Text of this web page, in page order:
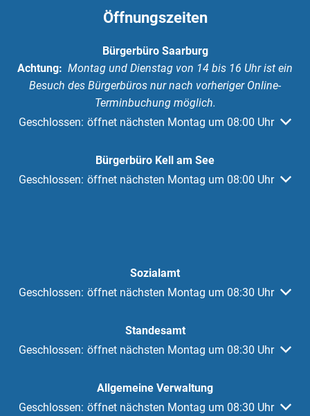
Öffnungszeiten
Bürgerbüro Saarburg
Achtung: Montag und Dienstag von 14 bis 16 Uhr ist ein
Besuch des Bürgerbüros nur nach vorheriger Online-
Terminbuchung möglich.
Klicken, um weitere Öffnungs- oder Schließzeiten
Geschlossen: öffnet nächsten Montag um 08:00 Uhr
Bürgerbüro Kell am See
Klicken, um weitere Öffnungs- oder Schließzeiten
Geschlossen: öffnet nächsten Montag um 08:00 Uhr
Sozialamt
Klicken, um weitere Öffnungs- oder Schließzeiten
Geschlossen: öffnet nächsten Montag um 08:30 Uhr
Standesamt
Klicken, um weitere Öffnungs- oder Schließzeiten
Geschlossen: öffnet nächsten Montag um 08:30 Uhr
Allgemeine Verwaltung
Klicken, um weitere Öffnungs- oder Schließzeiten
Geschlossen: öffnet nächsten Montag um 08:30 Uhr